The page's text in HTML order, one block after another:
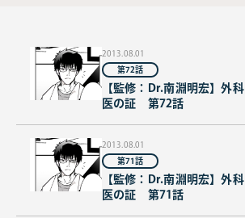
2013.08.01
第72話
【監修：Dr.南淵明宏】外科
医の証 第72話
2013.08.01
第71話
【監修：Dr.南淵明宏】外科
医の証 第71話